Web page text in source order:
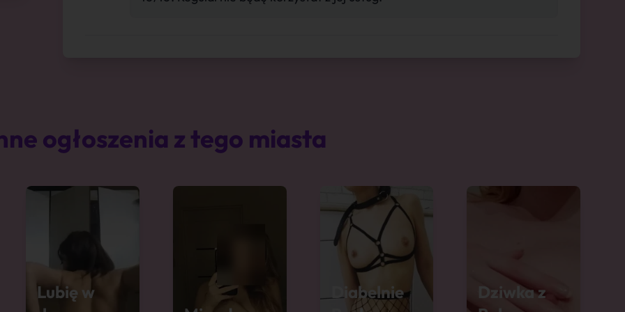
ogłoszenia z tego miasta
Lubię w
Diabelnie
Dziwka z